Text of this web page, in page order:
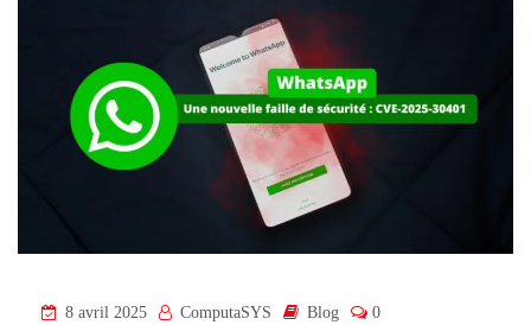
8 avril 2025 ComputaSYS Blog 0